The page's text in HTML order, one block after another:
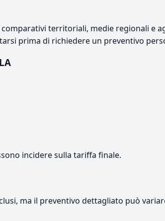
territoriali, medie regionali e
prima di richiedere un preventivo
incidere sulla tariffa finale.
ma il preventivo dettagliato può